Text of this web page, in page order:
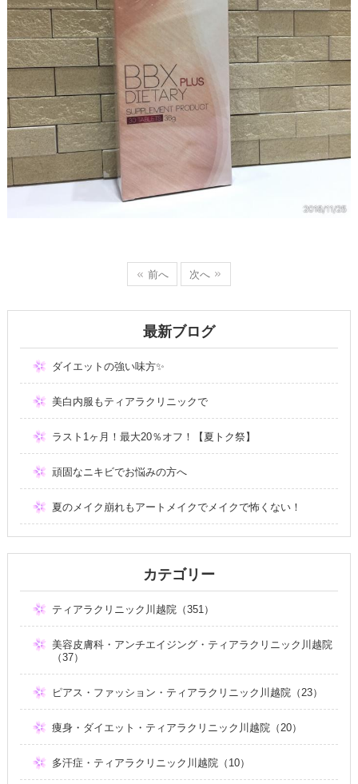
前へ 次へ
最新ブログ
ダイエットの強い味方✨
美白内服もティアラクリニックで
ラスト1ヶ月！最大20％オフ！【夏トク祭】
頑固なニキビでお悩みの方へ
夏のメイク崩れもアートメイクでメイクで怖くない！
カテゴリー
ティアラクリニック川越院（351）
美容皮膚科・アンチエイジング・ティアラクリニック川越院
（37）
ピアス・ファッション・ティアラクリニック川越院（23）
痩身・ダイエット・ティアラクリニック川越院（20）
多汗症・ティアラクリニック川越院（10）